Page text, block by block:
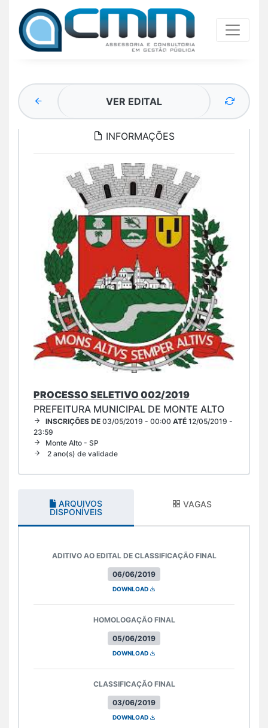
VER EDITAL
INFORMAÇÕES
PROCESSO SELETIVO 002/2019
PREFEITURA MUNICIPAL DE MONTE ALTO
INSCRIÇÕES DE 03/05/2019 - 00:00 ATÉ 12/05/2019 -
23:59
Monte Alto - SP
2 ano(s) de validade
ARQUIVOS
DISPONÍVEIS
VAGAS
06/06/2019
ADITIVO AO EDITAL DE CLASSIFICAÇÃO FINAL
DOWNLOAD
05/06/2019
HOMOLOGAÇÃO FINAL
DOWNLOAD
03/06/2019
CLASSIFICAÇÃO FINAL
DOWNLOAD